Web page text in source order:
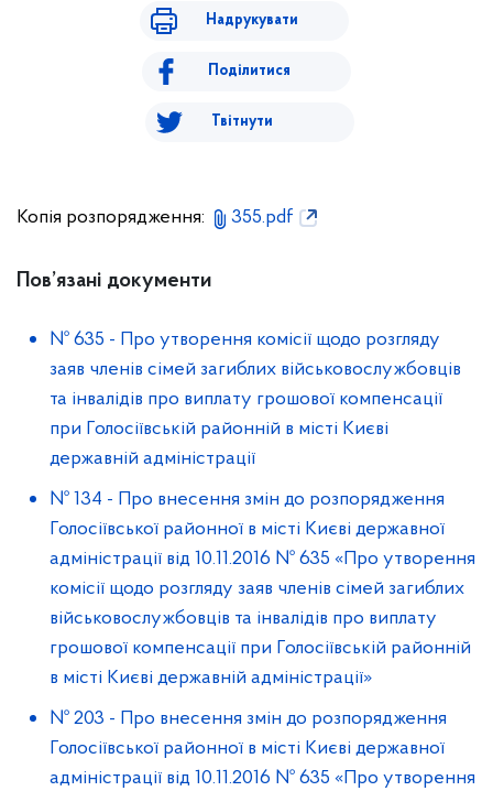
Надрукувати
Поділитися
Твітнути
Копія розпорядження: 355.pdf
Пов’язані документи
№ 635 - Про утворення комісії щодо розгляду
заяв членів сімей загиблих військовослужбовців
та інвалідів про виплату грошової компенсації
при Голосіївській районній в місті Києві
державній адміністрації
№ 134 - Про внесення змін до розпорядження
Голосіївської районної в місті Києві державної
адміністрації від 10.11.2016 № 635 «Про утворення
комісії щодо розгляду заяв членів сімей загиблих
військовослужбовців та інвалідів про виплату
грошової компенсації при Голосіївській районній
в місті Києві державній адміністрації»
№ 203 - Про внесення змін до розпорядження
Голосіївської районної в місті Києві державної
адміністрації від 10.11.2016 № 635 «Про утворення